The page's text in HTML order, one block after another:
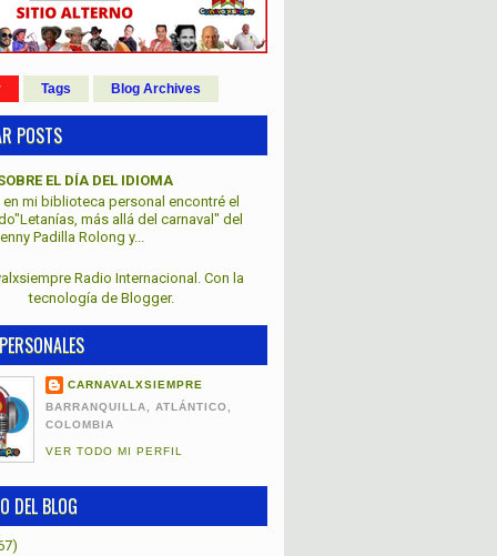
Tags Blog Archives
POSTS
EL DÍA DEL IDIOMA
mi biblioteca personal encontré el
más allá del carnaval" del
Padilla Rolong y...
Radio Internacional. Con la
tecnología de Blogger.
CARNAVALXSIEMPRE
BARRANQUILLA, ATLÁNTICO,
COLOMBIA
VER TODO MI PERFIL
DEL BLOG